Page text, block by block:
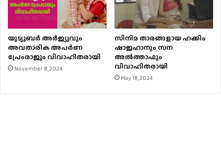
യുട്യൂബർ അര്‍ജ്യുവും
അവതാരിക അപർണ
പ്രേംരാജും വിവാഹിതരായി
November 8, 2024
സിനിമ താരങ്ങളായ ഹക്കിം
ഷാജഹാനും സന
അൽത്താഫും
വിവാഹിതരായി
May 18, 2024